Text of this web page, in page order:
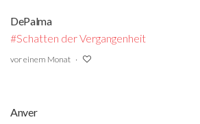
DePalma
#Schatten der Vergangenheit
vor einem Monat
Anver